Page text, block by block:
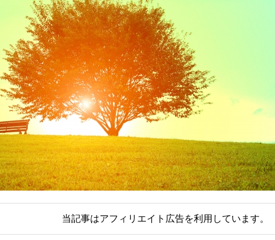
当記事はアフィリエイト広告を利用しています。